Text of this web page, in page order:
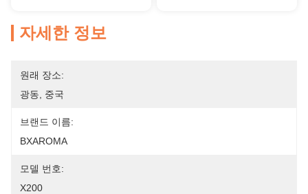
자세한 정보
원래 장소:
광동, 중국
브랜드 이름:
BXAROMA
모델 번호:
X200